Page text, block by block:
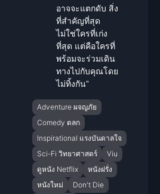
อาจจะแตกดับ สิ่ง
ที่สำคัญที่สุด
ไม่ใช่ใครที่เก่ง
ที่สุด แต่คือใครที่
พร้อมจะร่วมเดิน
ทางไปกับคุณโดย
ไม่ทิ้งกัน”
Adventure ผจญภัย
Comedy ตลก
Inspirational แรงบันดาลใจ
Sci-Fi วิทยาศาสตร์
Viu
ดูหนัง Netflix
หนังฝรั่ง
หนังใหม่
Don't Die